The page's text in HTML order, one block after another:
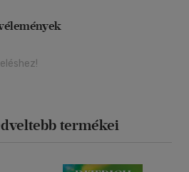
termékei